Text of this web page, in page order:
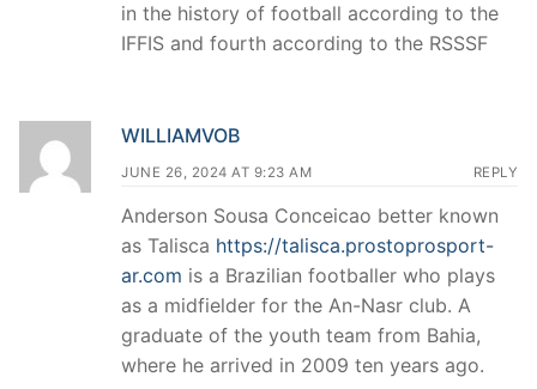
in the history of football according to the
IFFIS and fourth according to the RSSSF
WILLIAMVOB
JUNE 26, 2024 AT 9:23 AM REPLY
Anderson Sousa Conceicao better known
as Talisca https://talisca.prostoprosport-
ar.com is a Brazilian footballer who plays
as a midfielder for the An-Nasr club. A
graduate of the youth team from Bahia,
where he arrived in 2009 ten years ago.